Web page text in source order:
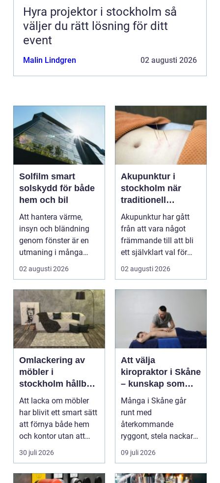
Hyra projektor i stockholm så
väljer du rätt lösning för ditt
event
Malin Lindgren 02 augusti 2026
Solfilm smart
solskydd för både
hem och bil
Att hantera värme,
insyn och bländning
genom fönster är en
utmaning i många
svenska hem, kontor
och ...
02 augusti 2026
Akupunktur i
stockholm när
traditionell
kinesisk medicin
möter modern
vardag
Akupunktur har gått
från att vara något
främmande till att bli
ett självklart val för
många som söke...
02 augusti 2026
Omlackering av
möbler i
stockholm hållbar
förvandling av
hem och kontor
Att lacka om möbler
har blivit ett smart sätt
att förnya både hem
och kontor utan att
köpa nytt. Mån...
30 juli 2026
Att välja
kiropraktor i Skåne
– kunskap som
hjälper dig att ta
rätt beslut
Många i Skåne går
runt med
återkommande
ryggont, stela nackar
eller diffusa ...
09 juli 2026